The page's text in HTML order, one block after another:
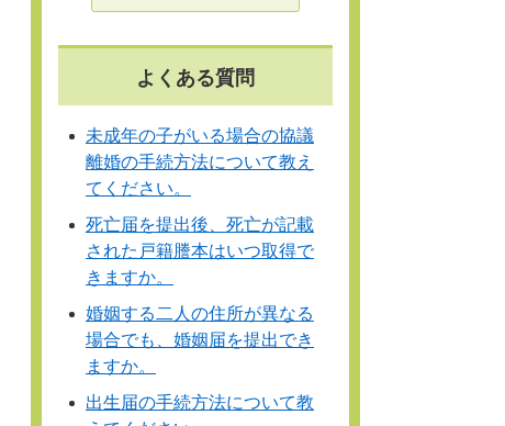
よくある質問
未成年の子がいる場合の協議
離婚の手続方法について教え
てください。
死亡届を提出後、死亡が記載
された戸籍謄本はいつ取得で
きますか。
婚姻する二人の住所が異なる
場合でも、婚姻届を提出でき
ますか。
出生届の手続方法について教